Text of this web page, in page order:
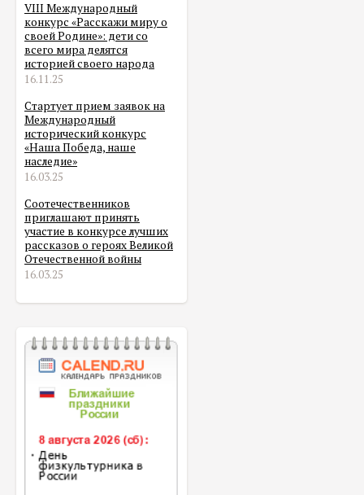
VIII Международный
конкурс «Расскажи миру о
своей Родине»: дети со
всего мира делятся
историей своего народа
16.11.25
Стартует прием заявок на
Международный
исторический конкурс
«Наша Победа, наше
наследие»
16.03.25
Соотечественников
приглашают принять
участие в конкурсе лучших
рассказов о героях Великой
Отечественной войны
16.03.25